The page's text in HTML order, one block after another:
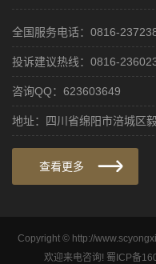
全国服务电话：0816-
投诉建议热线：0816-
咨询QQ：623603649
地址：四川省绵阳市涪城区
查看更多
Copyright © http://
欢迎来电咨询! 蜀ICP备